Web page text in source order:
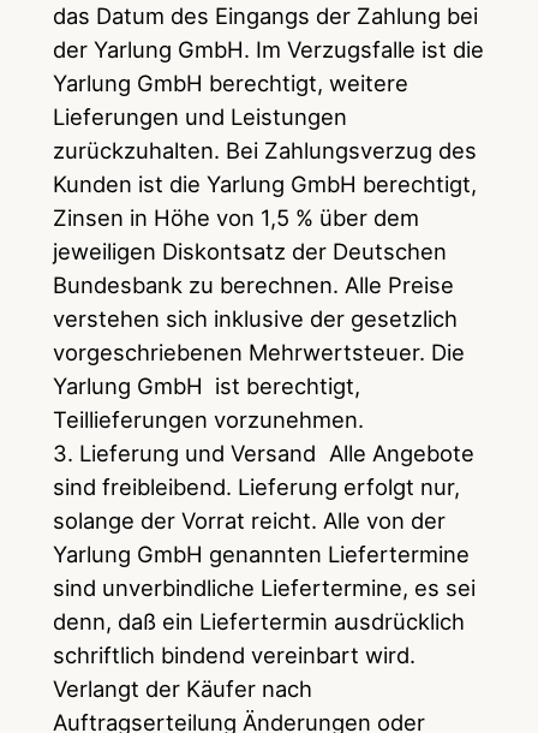
das Datum des Eingangs der Zahlung bei
der Yarlung GmbH. Im Verzugsfalle ist die
Yarlung GmbH berechtigt, weitere
Lieferungen und Leistungen
zurückzuhalten. Bei Zahlungsverzug des
Kunden ist die Yarlung GmbH berechtigt,
Zinsen in Höhe von 1,5 % über dem
jeweiligen Diskontsatz der Deutschen
Bundesbank zu berechnen. Alle Preise
verstehen sich inklusive der gesetzlich
vorgeschriebenen Mehrwertsteuer. Die
Yarlung GmbH ist berechtigt,
Teillieferungen vorzunehmen.
3. Lieferung und Versand Alle Angebote
sind freibleibend. Lieferung erfolgt nur,
solange der Vorrat reicht. Alle von der
Yarlung GmbH genannten Liefertermine
sind unverbindliche Liefertermine, es sei
denn, daß ein Liefertermin ausdrücklich
schriftlich bindend vereinbart wird.
Verlangt der Käufer nach
Auftragserteilung Änderungen oder